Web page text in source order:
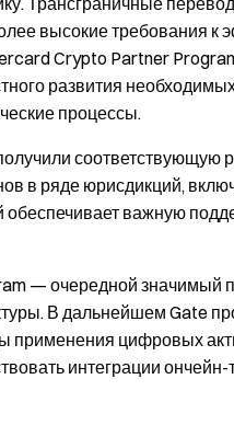
высокие требования к
Crypto Partner
развития
процессы.
соответствующую
в ряде юрисдикций,
важную
— очередной значимый
В дальнейшем Gate
применения цифровых
интеграции ончейн-